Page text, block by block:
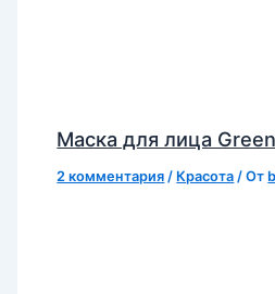
Маска для лица
2 комментария / Красота / От